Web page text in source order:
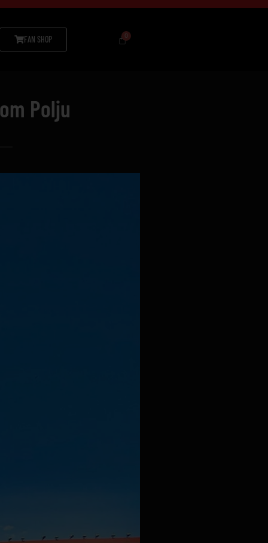
FAN SHOP
Polju